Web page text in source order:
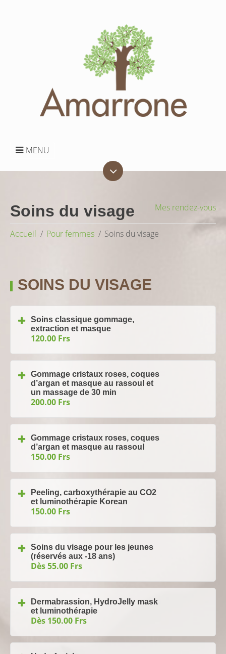
MENU
Mes rendez-vous
Soins du visage
Accueil Pour femmes Soins du visage
SOINS DU VISAGE
Soins classique gommage,
extraction et masque
120.00 Frs
Gommage cristaux roses, coques
d’argan et masque au rassoul et
un massage de 30 min
200.00 Frs
Gommage cristaux roses, coques
d’argan et masque au rassoul
150.00 Frs
Peeling, carboxythérapie au CO2
et luminothérapie Korean
150.00 Frs
Soins du visage pour les jeunes
(réservés aux -18 ans)
Dès 55.00 Frs
Dermabrassion, HydroJelly mask
et luminothérapie
Dès 150.00 Frs